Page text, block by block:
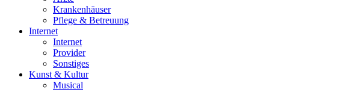
Krankenhäuser
Pflege & Betreuung
Internet
Internet
Provider
Sonstiges
Kunst & Kultur
Musical